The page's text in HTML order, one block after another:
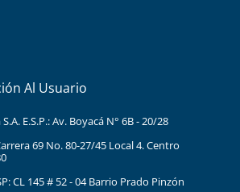
Al Usuario
E.S.P.: Av. Boyacá N° 6B - 20/28
69 No. 80-27/45 Local 4. Centro
CL 145 # 52 - 04 Barrio Prado Pinzón